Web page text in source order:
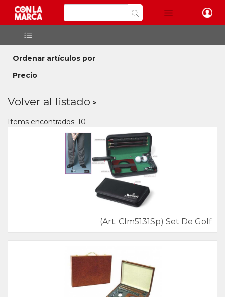
Ordenar artículos por
Precio
Volver al listado
Items encontrados: 10
(Art. Clm5131Sp) Set De Golf